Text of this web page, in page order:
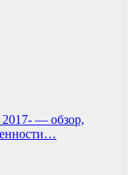
— обзор,